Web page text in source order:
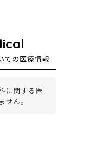
ての医療情報
に関する医
せん。